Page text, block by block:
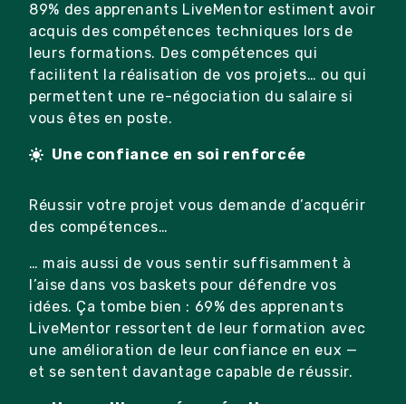
89% des apprenants LiveMentor estiment avoir
acquis des compétences techniques lors de
leurs formations. Des compétences qui
facilitent la réalisation de vos projets… ou qui
permettent une re-négociation du salaire si
vous êtes en poste.
Une confiance en soi renforcée
Réussir votre projet vous demande d’acquérir
des compétences…
… mais aussi de vous sentir suffisamment à
l’aise dans vos baskets pour défendre vos
idées. Ça tombe bien : 69% des apprenants
LiveMentor ressortent de leur formation avec
une amélioration de leur confiance en eux —
et se sentent davantage capable de réussir.